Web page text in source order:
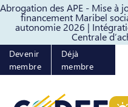
Abrogation des APE - Mise à
financement Maribel
autonomie 2026 |
Centrale
Passer au contenu
Devenir
membre
Déjà
membre